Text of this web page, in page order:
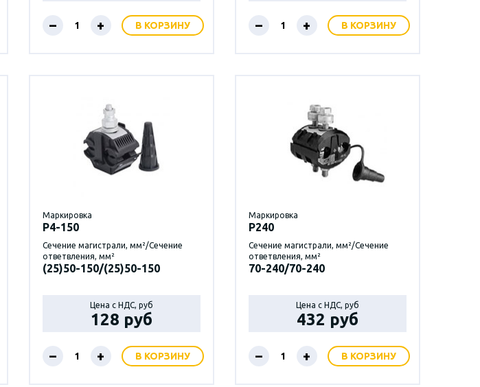
– + В КОРЗИНУ – + В КОРЗИНУ
Маркировка
P4-150
Сечение магистрали, мм²/Сечение
ответвления, мм²
(25)50-150/(25)50-150
Цена с НДС, руб
128 руб
– + В КОРЗИНУ
Маркировка
P240
Сечение магистрали, мм²/Сечение
ответвления, мм²
70-240/70-240
Цена с НДС, руб
432 руб
– + В КОРЗИНУ